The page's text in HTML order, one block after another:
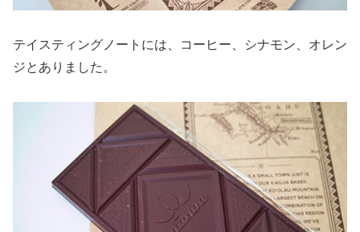
テイスティングノートには、コーヒー、シナモン、オレン
ジとありました。